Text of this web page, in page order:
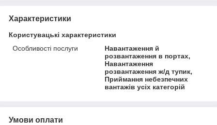
Характеристики
Користувацькі характеристики
Особливості послуги
Навантаження й
розвантаження в портах,
Навантаження
розвантаження ж/д тупик,
Приймання небезпечних
вантажів усіх категорій
Умови оплати